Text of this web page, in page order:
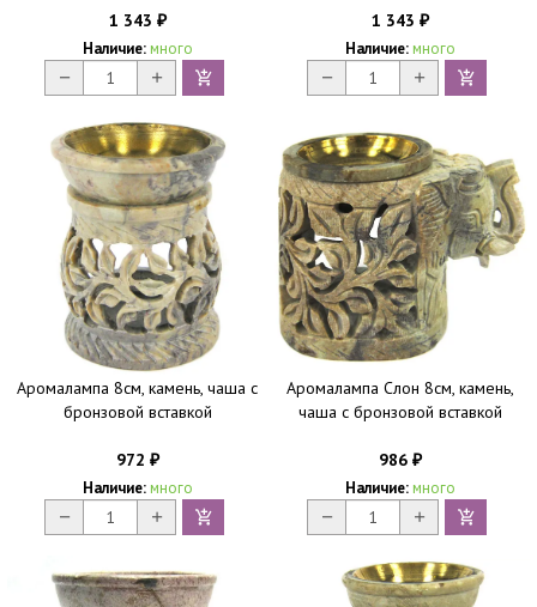
1 343 ₽
Наличие: много
1 343 ₽
Наличие: много
Аромалампа 8см, камень, чаша с
бронзовой вставкой
972 ₽
Наличие: много
Аромалампа Слон 8см, камень,
чаша с бронзовой вставкой
986 ₽
Наличие: много